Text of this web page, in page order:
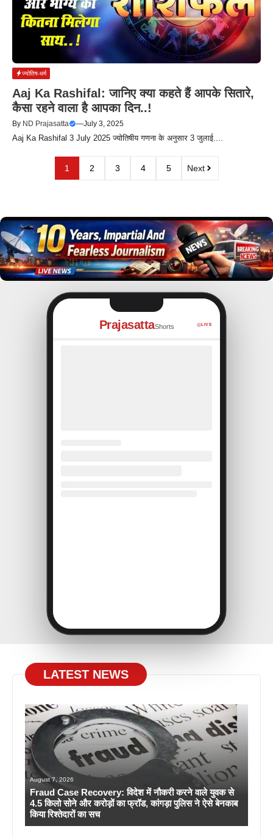
ज्योतिष-धर्म
Aaj Ka Rashifal: जानिए क्या कहते हैं आपके सितारे,
कैसा रहने वाला है आपका दिन..!
By ND Prajasatta —July 3, 2025
Aaj Ka Rashifal 3 July 2025 ज्योतिषीय गणना के अनुसार 3 जुलाई....
1 2 3 4 5 Next
PrajasattaShorts LIVE
LATEST NEWS
August 7, 2026
Fraud Case Recovery: विदेश में नौकरी करने वाले युवक से
4.5 किलो सोने और करोड़ों का फ्रॉड, कांगड़ा पुलिस ने ऐसे बेनकाब
किया रिश्तेदारों का सच